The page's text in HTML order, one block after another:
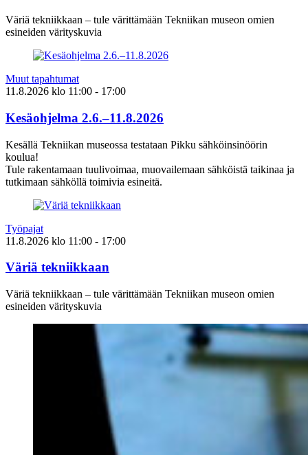
Väriä tekniikkaan – tule värittämään Tekniikan museon omien
esineiden värityskuvia
Muut tapahtumat
11.8.2026 klo 11:00 - 17:00
Kesäohjelma 2.6.–11.8.2026
Kesällä Tekniikan museossa testataan Pikku sähköinsinöörin
koulua!
Tule rakentamaan tuulivoimaa, muovailemaan sähköistä taikinaa ja
tutkimaan sähköllä toimivia esineitä.
Työpajat
11.8.2026 klo 11:00 - 17:00
Väriä tekniikkaan
Väriä tekniikkaan – tule värittämään Tekniikan museon omien
esineiden värityskuvia